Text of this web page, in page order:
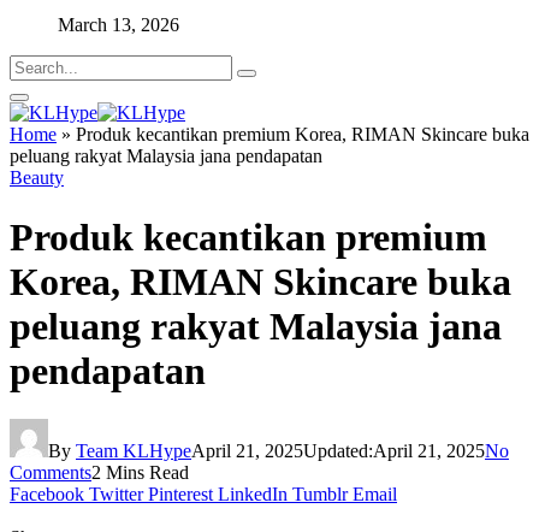
March 13, 2026
Home » Produk kecantikan premium Korea, RIMAN Skincare buka
peluang rakyat Malaysia jana pendapatan
Beauty
Produk kecantikan premium
Korea, RIMAN Skincare buka
peluang rakyat Malaysia jana
pendapatan
By Team KLHypeApril 21, 2025Updated:April 21, 2025No
Comments2 Mins Read
Facebook Twitter Pinterest LinkedIn Tumblr Email